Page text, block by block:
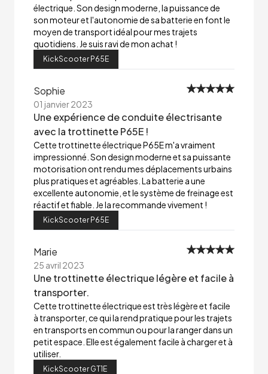
électrique. Son design moderne, la puissance de
son moteur et l'autonomie de sa batterie en font le
moyen de transport idéal pour mes trajets
quotidiens. Je suis ravi de mon achat !
KickScooter P65E
Sophie
01 janvier 2023
Une expérience de conduite électrisante
avec la trottinette P65E !
Cette trottinette électrique P65E m'a vraiment
impressionné. Son design moderne et sa puissante
motorisation ont rendu mes déplacements urbains
plus pratiques et agréables. La batterie a une
excellente autonomie, et le système de freinage est
réactif et fiable. Je la recommande vivement !
KickScooter P65E
Marie
25 avril 2023
Une trottinette électrique légère et facile à
transporter.
Cette trottinette électrique est très légère et facile
à transporter, ce qui la rend pratique pour les trajets
en transports en commun ou pour la ranger dans un
petit espace. Elle est également facile à charger et à
utiliser.
KickScooter GT1E